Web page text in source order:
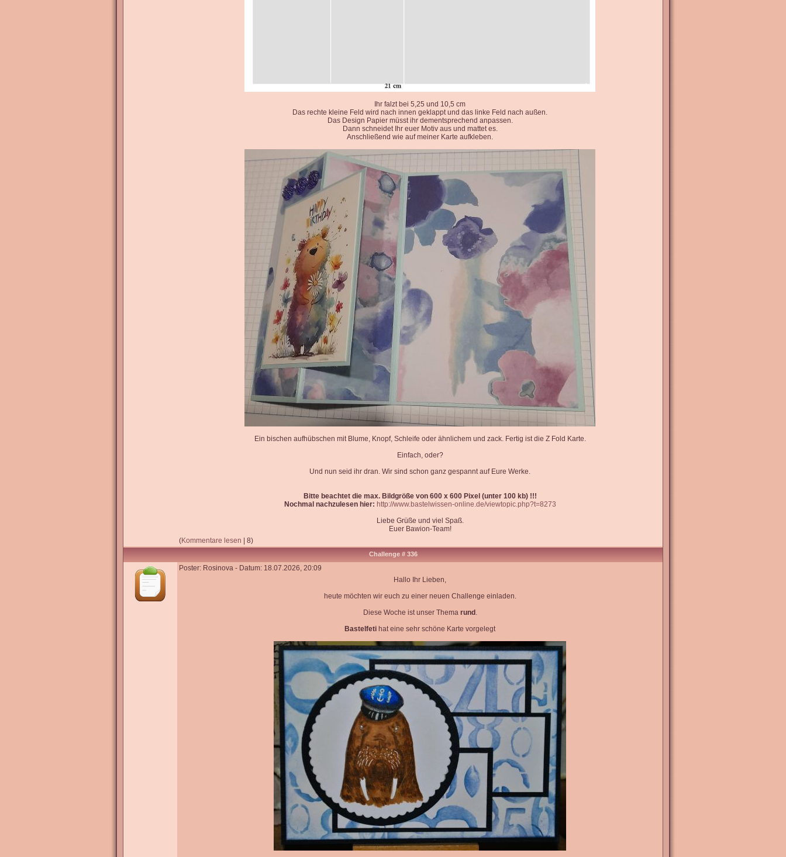
Ihr falzt bei 5,25 und 10,5 cm
Das rechte kleine Feld wird nach innen geklappt und das linke Feld nach außen.
Das Design Papier müsst ihr dementsprechend anpassen.
Dann schneidet Ihr euer Motiv aus und mattet es.
Anschließend wie auf meiner Karte aufkleben.
Ein bischen aufhübschen mit Blume, Knopf, Schleife oder ähnlichem und zack. Fertig ist die Z Fold Karte.
Einfach, oder?
Und nun seid ihr dran. Wir sind schon ganz gespannt auf Eure Werke.
Bitte beachtet die max. Bildgröße von 600 x 600 Pixel (unter 100 kb) !!!
Nochmal nachzulesen hier: http://www.bastelwissen-online.de/viewtopic.php?t=8273
Liebe Grüße und viel Spaß.
Euer Bawion-Team!
(Kommentare lesen | 8)
Challenge # 336
Poster: Rosinova - Datum: 18.07.2026, 20:09
Hallo Ihr Lieben,
heute möchten wir euch zu einer neuen Challenge einladen.
Diese Woche ist unser Thema rund .
Bastelfeti hat eine sehr schöne Karte vorgelegt